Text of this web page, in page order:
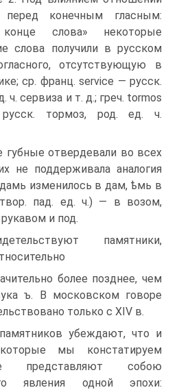
конечным гласным:
слова» некоторые
слова получили в русском
отсутствующую в
ср. франц. service — русск.
ч. сервиза и т. д.; греч. tormos
тормоз, род. ед. ч.
губные отвердевали во всех
не поддерживала аналогия
изменилось в дам, ѣмь в
пад. ед. ч.) — в возом,
и под.
памятники,
более позднее, чем
ъ. В московском говоре
только с XIV в.
убеждают, что и
мы констатируем
представляют собою
явления одной эпохи: